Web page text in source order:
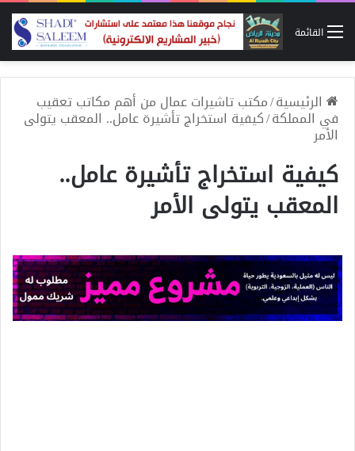
القائمة
الرئيسية/مكتب تاشيرات عمال من أهم مكاتب تعقيب
في المملكة/كيفية استخراج تأشيرة عامل.. المعقب يتولى
الأمر
كيفية استخراج تأشيرة عامل..
المعقب يتولى الأمر